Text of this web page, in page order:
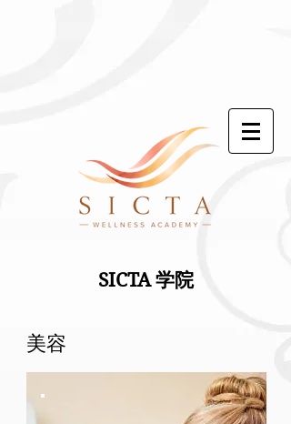
SICTA 学院
美容